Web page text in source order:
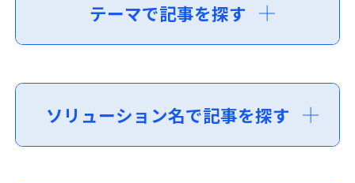
テーマで記事を探す
ソリューション名で記事を探す